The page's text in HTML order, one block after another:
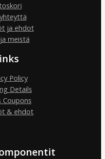
ja ehdot
meistä
Policy
Details
Coupons
& ehdot